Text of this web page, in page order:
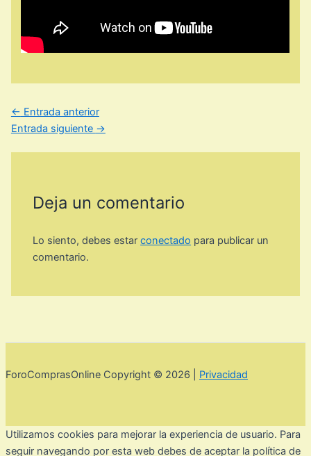
← Entrada anterior
Entrada siguiente →
Deja un comentario
Lo siento, debes estarconectado para publicar un
comentario.
ForoComprasOnline Copyright © 2026 | Privacidad
Utilizamos cookies para mejorar la experiencia de usuario. Para
seguir navegando por esta web debes de aceptar la política de